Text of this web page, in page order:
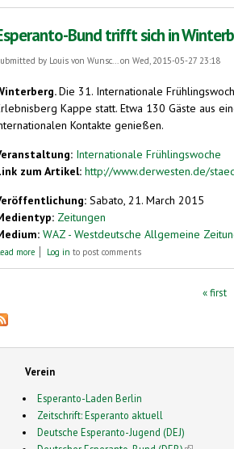
Bund trifft sich in
by Louis von Wunsc...on Wed, 2015-05-27 23:18
Die 31. Internationale
Kappe statt. Etwa 130 Gäste aus
Kontakte genießen.
Internationale Frühlingswoche
zum Artikel: http://www.derwesten.de/
Sabato, 21. March 2015
Zeitungen
WAZ - Westdeutsche Allgemeine
more about Esperanto-Bund trifft sich in Winterberg
Log in to post comments
« first
Verein
Esperanto-Laden Berlin
Zeitschrift: Esperanto aktuell
Deutsche Esperanto-Jugend (DEJ)